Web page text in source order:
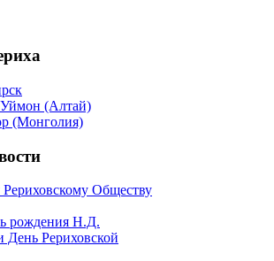
(Алтай)
(Монголия)
Рериховскому Обществу
рождения Н.Д.
Рериховской